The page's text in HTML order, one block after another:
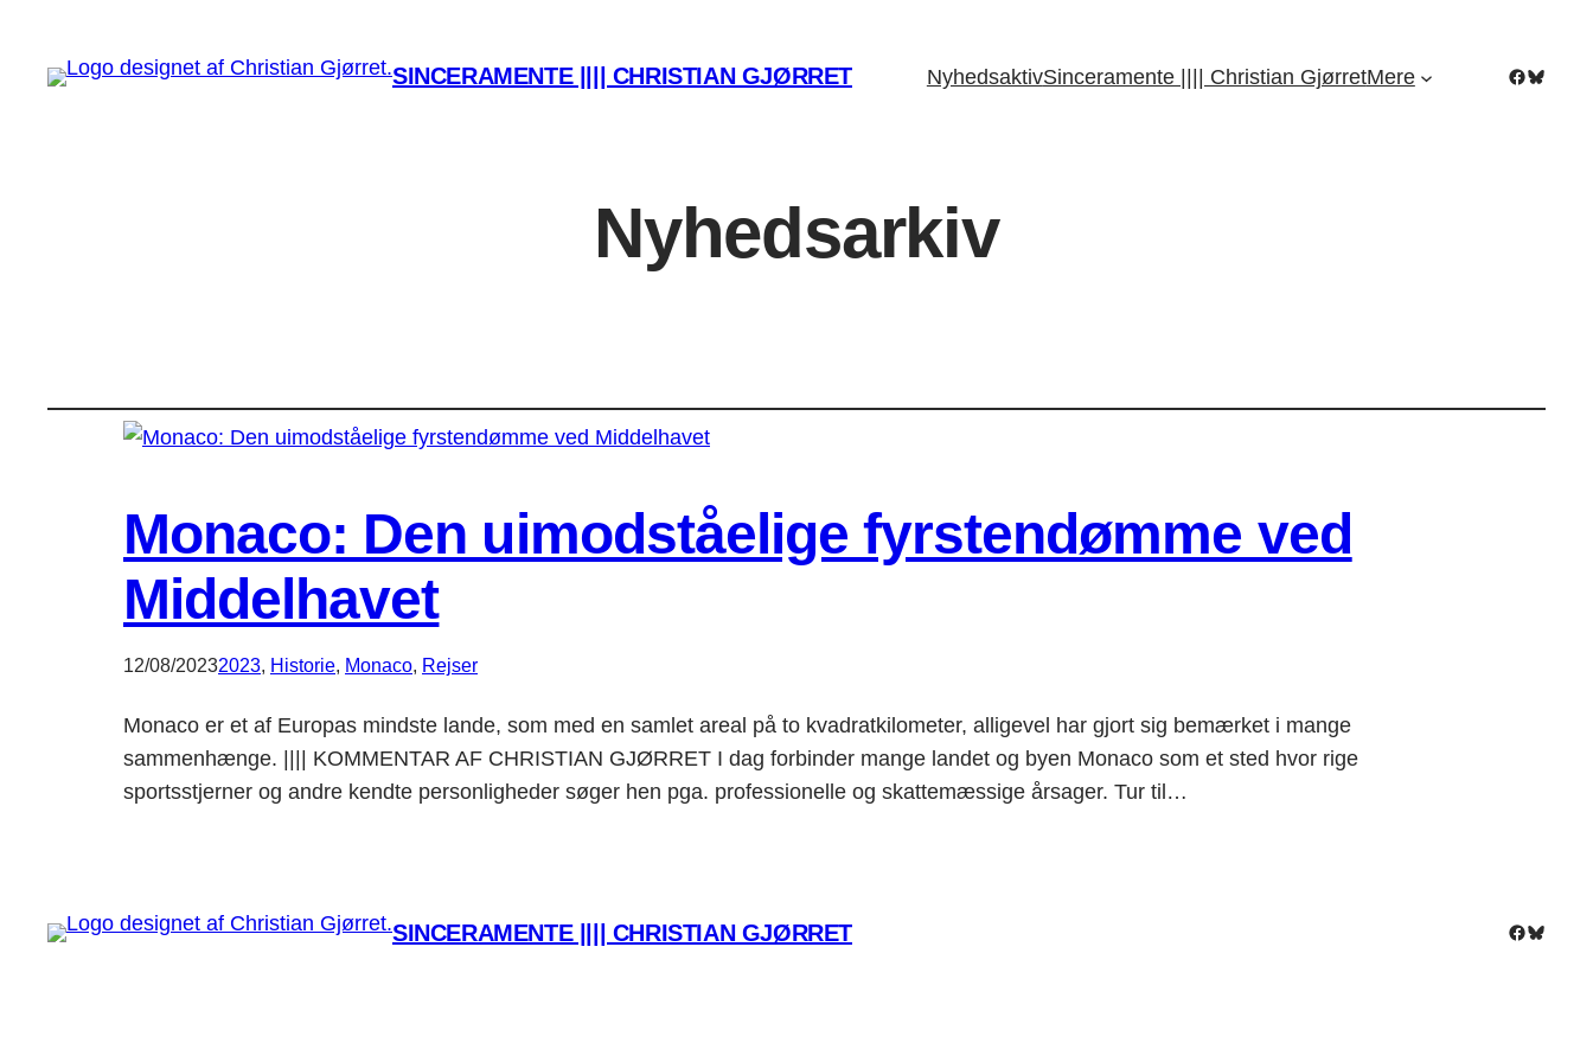
SINCERAMENTE |||| CHRISTIAN GJØRRET NyhedsaktivSinceramente |||| Christian GjørretMere Facebook
Bluesky
Nyhedsarkiv
Monaco: Den uimodståelige fyrstendømme ved
Middelhavet
12/08/20232023, Historie, Monaco, Rejser
Monaco er et af Europas mindste lande, som med en samlet areal på to kvadratkilometer, alligevel har gjort sig bemærket i mange
sammenhænge. |||| KOMMENTAR AF CHRISTIAN GJØRRET I dag forbinder mange landet og byen Monaco som et sted hvor rige
sportsstjerner og andre kendte personligheder søger hen pga. professionelle og skattemæssige årsager. Tur til…
SINCERAMENTE |||| CHRISTIAN GJØRRET Facebook
Bluesky